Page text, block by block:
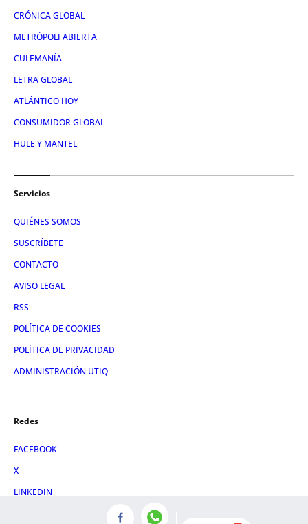
CRÓNICA GLOBAL
METRÓPOLI ABIERTA
CULEMANÍA
LETRA GLOBAL
ATLÁNTICO HOY
CONSUMIDOR GLOBAL
HULE Y MANTEL
Servicios
QUIÉNES SOMOS
SUSCRÍBETE
CONTACTO
AVISO LEGAL
RSS
POLÍTICA DE COOKIES
POLÍTICA DE PRIVACIDAD
ADMINISTRACIÓN UTIQ
Redes
FACEBOOK
X
LINKEDIN